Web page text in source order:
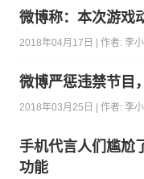
微博称：本次游戏
2018年04月17日 | 作者:李
微博严惩违禁节目
2018年03月25日 | 作者:李
手机代言人们尴尬
功能